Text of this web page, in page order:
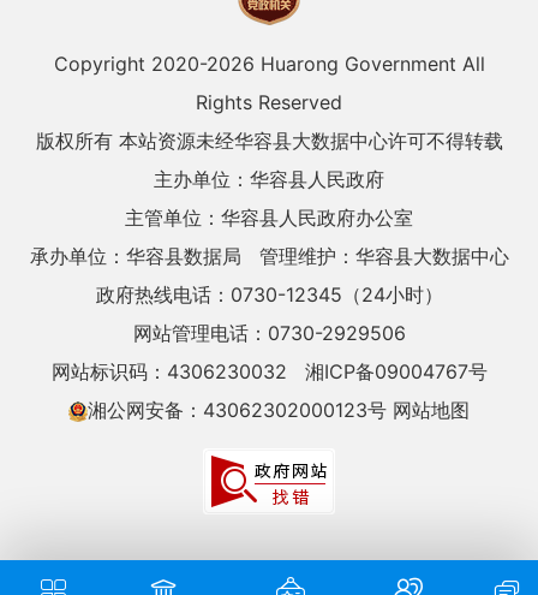
Copyright 2020-2026 Huarong Government All
Rights Reserved
版权所有 本站资源未经华容县大数据中心许可不得转载
主办单位：华容县人民政府
主管单位：华容县人民政府办公室
承办单位：华容县数据局
管理维护：华容县大数据中心
政府热线电话：0730-12345（24小时）
网站管理电话：0730-2929506
网站标识码：4306230032
湘ICP备09004767号
湘公网安备：43062302000123号 网站地图